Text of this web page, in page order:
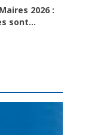
2026 :
sont...